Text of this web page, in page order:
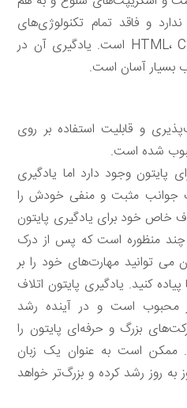
و فاقد تمام تکنولوژی‌های
سنگین وب HTML، CSS، Javascript است. یادگیری آن در
بسیار آسان است.
و قابلیت استفاده بر روی
شده است.
پایتون وجود دارد اما یادگیری
مثبت و منفی خودش را
خاص خود برای یادگیری پایتون
چند منظوره است که پس از درک
می توانید مهارت‌های خود را بر
کنید. یادگیری پایتون اتلاف
محبوب است و در آینده رشد
بزرگ و حرفه‌ای پایتون را
ممکن است به عنوان یک زبان
به روز رشد کرده و بزرگ‌تر خواهد